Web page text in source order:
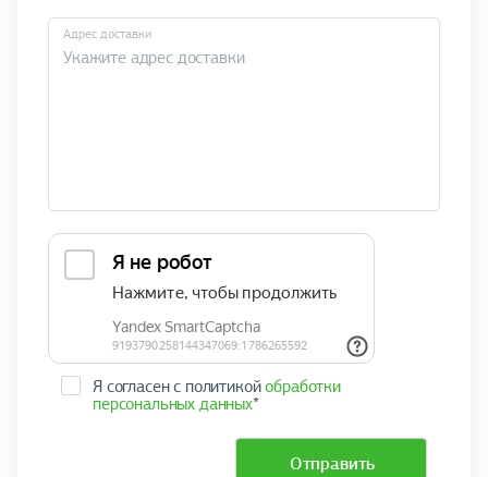
Адрес доставки
Я согласен с политикойобработки
персональных данных*
Отправить